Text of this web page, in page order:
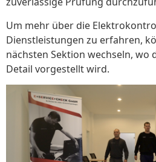
Um mehr über die
Dienstleistungen zu erfahren,
nächsten Sektion wechseln, wo
Detail vorgestellt wird.